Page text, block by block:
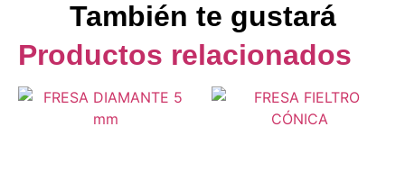
También te gustará
Productos relacionados